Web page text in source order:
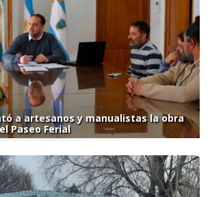
a artesanos y manualistas la obra
Paseo Ferial